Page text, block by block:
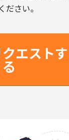
エストす
る